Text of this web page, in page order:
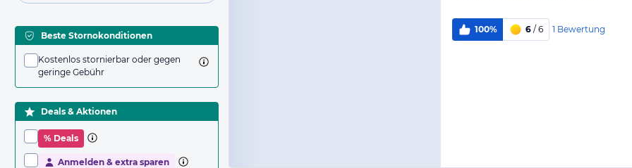
Beste Stornokonditionen
Kostenlos stornierbar oder gegen
geringe Gebühr
Deals & Aktionen
% Deals
Anmelden & extra sparen
100% 6 / 6 1 Bewertung